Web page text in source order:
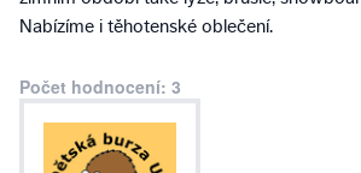
Nabízíme i těhotenské oblečení.
Počet hodnocení: 3